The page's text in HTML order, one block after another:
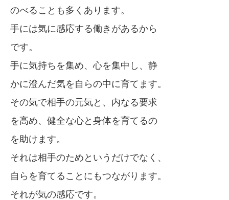
のべることも多くあります。
手には気に感応する働きがあるから
です。
手に気持ちを集め、心を集中し、静
かに澄んだ気を自らの中に育てます。
その気で相手の元気と、内なる要求
を高め、健全な心と身体を育てるの
を助けます。
それは相手のためというだけでなく、
自らを育てることにもつながります。
それが気の感応です。